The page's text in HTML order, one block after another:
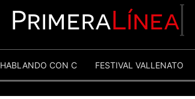
PrimeraLínea
HABLANDO CON C FESTIVAL VALLENATO